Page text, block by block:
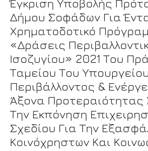
Έγκριση Υποβολής
Δήμου Σοφάδων Για
Χρηματοδοτικό
«Δράσεις
Ισοζυγίου» 2021 Του
Ταμείου Του Υπουργείου
Περιβάλλοντος &
Άξονα Προτεραιότητας
Την Εκπόνηση
Σχεδίου Για Την
Κοινόχρηστων Και